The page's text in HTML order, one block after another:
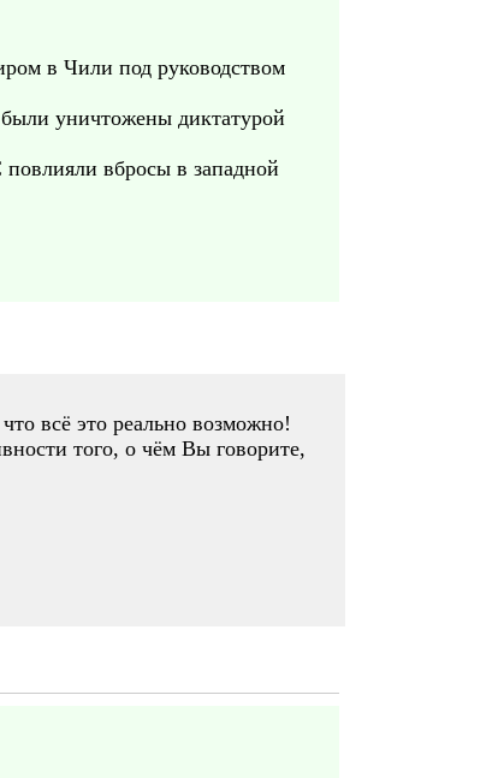
в Чили под руководством
уничтожены диктатурой
вбросы в западной
всё это реально возможно!
того, о чём Вы говорите,